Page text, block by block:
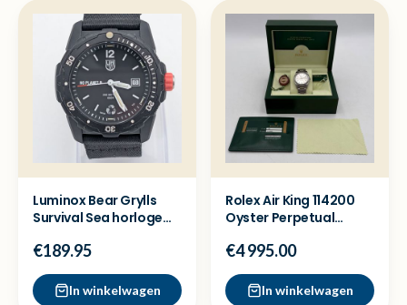
Luminox Bear Grylls
Survival Sea horloge
€189.95
In winkelwagen
Rolex Air King 114200
Oyster Perpetual
€4 995.00
In winkelwagen